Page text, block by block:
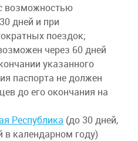
возможностью
дней и при
поездок;
через 60 дней
указанного
паспорта не должен
до его окончания на
Республика (до 30 дней,
в календарном году)